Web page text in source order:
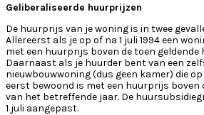
Geliberaliseerde huurprijzen
De huurprijs van je woning is in twee
Allereerst als je op of na 1 juli 1994 een
met een huurprijs boven de toen
Daarnaast als je huurder bent van een
nieuwbouwwoning (dus geen kamer) die
eerst bewoond is met een huurprijs boven
van het betreffende jaar. De
1 juli aangepast.